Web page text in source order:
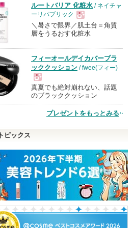
ルートバリア 化粧水 / ネイチャ
ーリパブリック
現
品
＼暑さで限界／肌土台＝角質
層をうるおす化粧水
フィーオールデイカバーブラ
ッククッション / fwee(フィー)
現
真夏でも絶対崩れない、話題
のブラッククッション
プレゼントをもっとみる
ピックス